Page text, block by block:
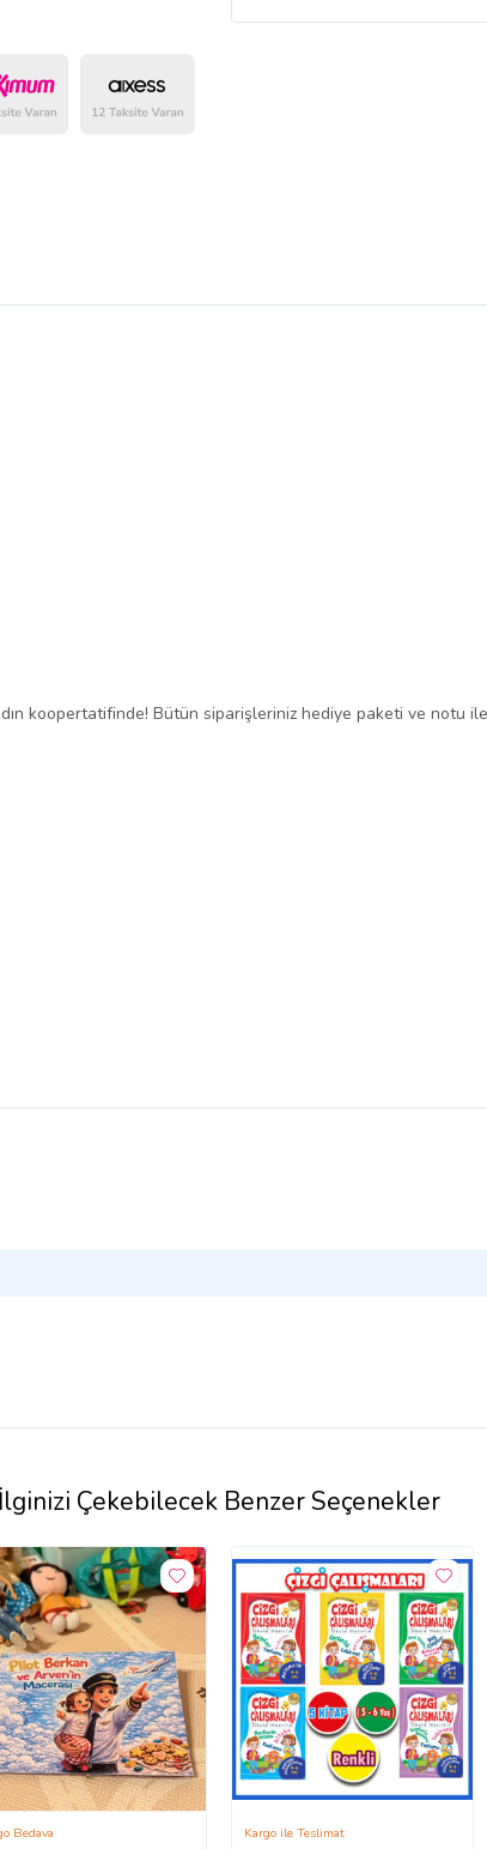
Bu SatıcınınTüm
koopertatifinde! Bütün siparişleriniz hediye paketi ve notu
İlginizi Çekebilecek Benzer Seçenekler
Bedava Kargo ile Teslimat